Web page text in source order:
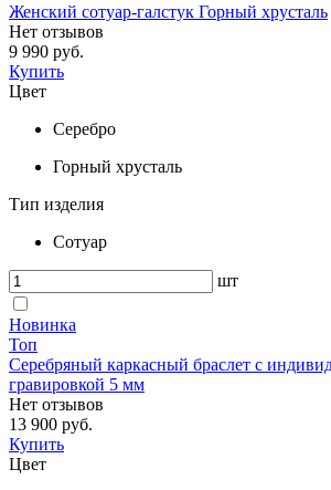
Женский сотуар-галстук Горный хрусталь
Нет отзывов
9 990 руб.
Купить
Цвет
Серебро
Горный хрусталь
Тип изделия
Сотуар
шт
Новинка
Топ
Серебряный каркасный браслет с
гравировкой 5 мм
Нет отзывов
13 900 руб.
Купить
Цвет